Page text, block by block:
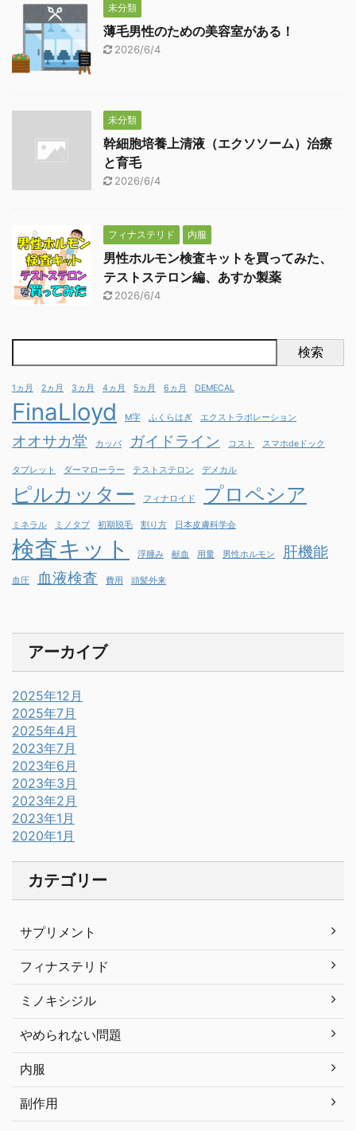
未分類
薄毛男性のための美容室がある！
2026/6/4
未分類
幹細胞培養上清液（エクソソーム）治療
と育毛
2026/6/4
フィナステリド 内服
男性ホルモン検査キットを買ってみた、
テストステロン編、あすか製薬
2026/6/4
検索
1ヵ月 2ヵ月 3ヵ月 4ヵ月 5ヵ月 6ヵ月 DEMECAL
FinaLloyd M字 ふくらはぎ エクストラポレーション
オオサカ堂 カッパ ガイドライン コスト スマホdeドック
タブレット ダーマローラー テストステロン デメカル
ピルカッター フィナロイド プロペシア
ミネラル ミノタブ 初期脱毛 割り方 日本皮膚科学会
検査キット 浮腫み 献血 用量 男性ホルモン 肝機能
血圧 血液検査 費用 頭髪外来
アーカイブ
2025年12月
2025年7月
2025年4月
2023年7月
2023年6月
2023年3月
2023年2月
2023年1月
2020年1月
カテゴリー
サプリメント
フィナステリド
ミノキシジル
やめられない問題
内服
副作用